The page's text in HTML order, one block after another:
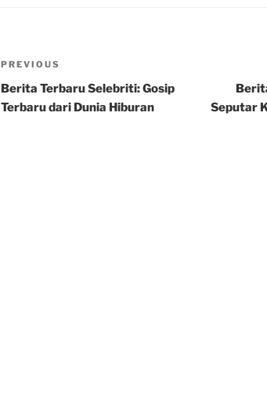
Post
navigation
Previous
Post
PREVIOUS
Berita Terbaru Selebriti: Gosip
Terbaru dari Dunia Hiburan
Seputar